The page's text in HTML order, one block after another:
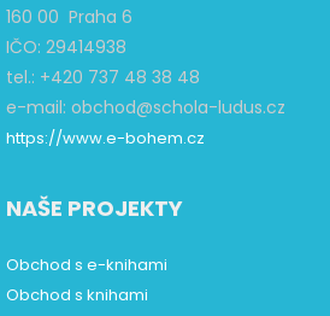
160 00 Praha 6
IČO: 29414938
tel.: +420 737 48 38 48
e-mail: obchod@schola-ludus.cz
https://www.e-bohem.cz
NAŠE PROJEKTY
Obchod s e-knihami
Obchod s knihami